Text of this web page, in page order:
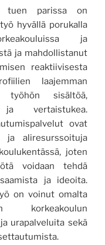
tuen parissa on
hyvällä porukalla
ja
ja mahdollistanut
reaktiivisesta
laajemman
työhön sisältöä,
ja vertaistukea.
ovat
ja aliresurssoituja
joten
voidaan tehdä
ja ideoita.
on voinut omalta
urapalveluita sekä